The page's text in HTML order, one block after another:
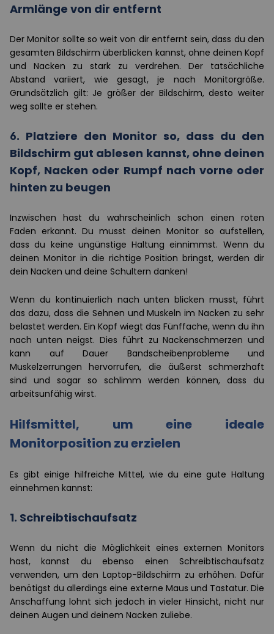
Armlänge von dir entfernt
Der Monitor sollte so weit von dir entfernt sein, dass du den
gesamten Bildschirm überblicken kannst, ohne deinen Kopf
und Nacken zu stark zu verdrehen. Der tatsächliche
Abstand variiert, wie gesagt, je nach Monitorgröße.
Grundsätzlich gilt: Je größer der Bildschirm, desto weiter
weg sollte er stehen.
6. Platziere den Monitor so, dass du den
Bildschirm gut ablesen kannst, ohne deinen
Kopf, Nacken oder Rumpf nach vorne oder
hinten zu beugen
Inzwischen hast du wahrscheinlich schon einen roten
Faden erkannt. Du musst deinen Monitor so aufstellen,
dass du keine ungünstige Haltung einnimmst. Wenn du
deinen Monitor in die richtige Position bringst, werden dir
dein Nacken und deine Schultern danken!
Wenn du kontinuierlich nach unten blicken musst, führt
das dazu, dass die Sehnen und Muskeln im Nacken zu sehr
belastet werden. Ein Kopf wiegt das Fünffache, wenn du ihn
nach unten neigst. Dies führt zu Nackenschmerzen und
kann auf Dauer Bandscheibenprobleme und
Muskelzerrungen hervorrufen, die äußerst schmerzhaft
sind und sogar so schlimm werden können, dass du
arbeitsunfähig wirst.
Hilfsmittel, um eine ideale
Monitorposition zu erzielen
Es gibt einige hilfreiche Mittel, wie du eine gute Haltung
einnehmen kannst:
1. Schreibtischaufsatz
Wenn du nicht die Möglichkeit eines externen Monitors
hast, kannst du ebenso einen Schreibtischaufsatz
verwenden, um den Laptop-Bildschirm zu erhöhen. Dafür
benötigst du allerdings eine externe Maus und Tastatur. Die
Anschaffung lohnt sich jedoch in vieler Hinsicht, nicht nur
deinen Augen und deinem Nacken zuliebe.